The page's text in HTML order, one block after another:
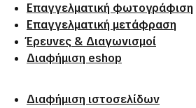
Επαγγελματική φωτογράφιση
Επαγγελματική μετάφραση
Έρευνες & Διαγωνισμοί
Διαφήμιση eshop
Διαφήμιση ιστοσελίδων